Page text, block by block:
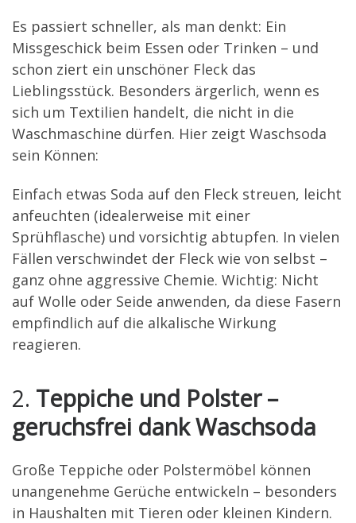
Es passiert schneller, als man denkt: Ein
Missgeschick beim Essen oder Trinken – und
schon ziert ein unschöner Fleck das
Lieblingsstück. Besonders ärgerlich, wenn es
sich um Textilien handelt, die nicht in die
Waschmaschine dürfen. Hier zeigt Waschsoda
sein Können:
Einfach etwas Soda auf den Fleck streuen, leicht
anfeuchten (idealerweise mit einer
Sprühflasche) und vorsichtig abtupfen. In vielen
Fällen verschwindet der Fleck wie von selbst –
ganz ohne aggressive Chemie. Wichtig: Nicht
auf Wolle oder Seide anwenden, da diese Fasern
empfindlich auf die alkalische Wirkung
reagieren.
2. Teppiche und Polster –
geruchsfrei dank Waschsoda
Große Teppiche oder Polstermöbel können
unangenehme Gerüche entwickeln – besonders
in Haushalten mit Tieren oder kleinen Kindern.